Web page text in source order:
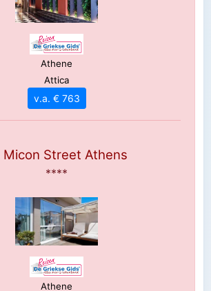
Athene
Attica
v.a. € 763
Micon Street Athens
****
Athene